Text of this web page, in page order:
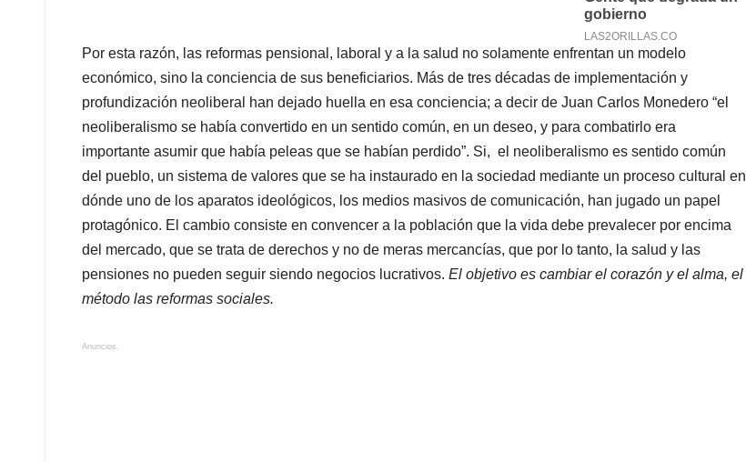
Por esta razón, las reformas pensional, laboral y a la salud no solamente enfrentan un modelo
económico, sino la conciencia de sus beneficiarios. Más de tres décadas de implementación y
profundización neoliberal han dejado huella en esa conciencia; a decir de Juan Carlos Monedero “el
neoliberalismo se había convertido en un sentido común, en un deseo, y para combatirlo era
importante asumir que había peleas que se habían perdido”. Si, el neoliberalismo es sentido común
del pueblo, un sistema de valores que se ha instaurado en la sociedad mediante un proceso cultural en
dónde uno de los aparatos ideológicos, los medios masivos de comunicación, han jugado un papel
protagónico. El cambio consiste en convencer a la población que la vida debe prevalecer por encima
del mercado, que se trata de derechos y no de meras mercancías, que por lo tanto, la salud y las
pensiones no pueden seguir siendo negocios lucrativos. El objetivo es cambiar el corazón y el alma, el
método las reformas sociales.
Anuncios.